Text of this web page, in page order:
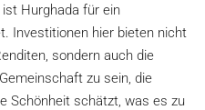
Hurghada für ein
Investitionen hier bieten nicht
sondern auch die
zu sein, die
Schönheit schätzt, was es zu